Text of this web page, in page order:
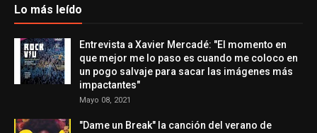
Lo más leído
Entrevista a Xavier Mercadé: "El momento en
que mejor me lo paso es cuando me coloco en
un pogo salvaje para sacar las imágenes más
impactantes"
Mayo 08, 2021
"Dame un Break" la canción del verano de